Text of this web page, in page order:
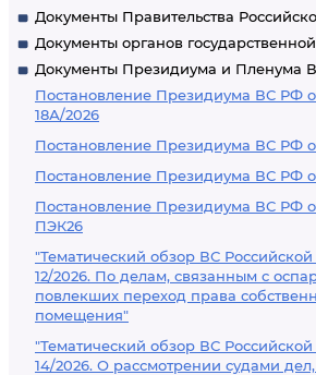
Документы Правительства
Документы органов
Документы Президиума и Пленума
Постановление Президиума ВС РФ
18А/2026
Постановление Президиума ВС РФ
Постановление Президиума ВС РФ
Постановление Президиума ВС РФ
ПЭК26
"Тематический обзор ВС
12/2026. По делам, связанным с
повлекших переход права
помещения"
"Тематический обзор ВС
14/2026. О рассмотрении судами